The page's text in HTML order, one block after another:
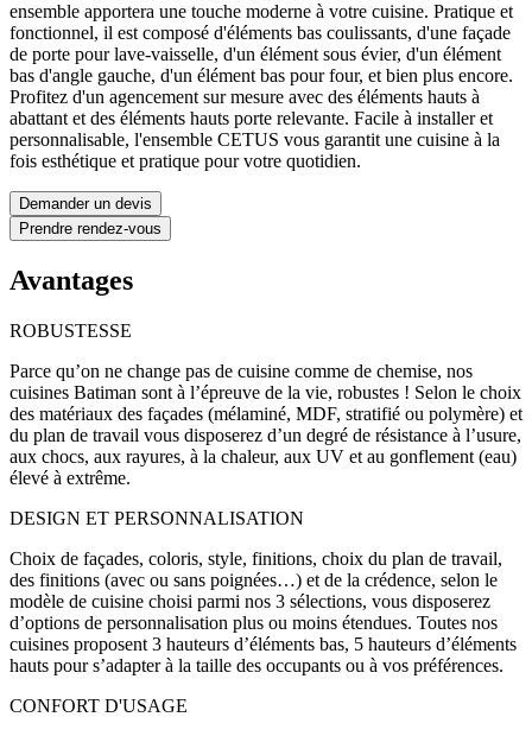
ensemble apportera une touche moderne à votre cuisine. Pratique et
fonctionnel, il est composé d'éléments bas coulissants, d'une façade
de porte pour lave-vaisselle, d'un élément sous évier, d'un élément
bas d'angle gauche, d'un élément bas pour four, et bien plus encore.
Profitez d'un agencement sur mesure avec des éléments hauts à
abattant et des éléments hauts porte relevante. Facile à installer et
personnalisable, l'ensemble CETUS vous garantit une cuisine à la
fois esthétique et pratique pour votre quotidien.
Demander un devis
Prendre rendez-vous
Avantages
ROBUSTESSE
Parce qu’on ne change pas de cuisine comme de chemise, nos
cuisines Batiman sont à l’épreuve de la vie, robustes ! Selon le choix
des matériaux des façades (mélaminé, MDF, stratifié ou polymère) et
du plan de travail vous disposerez d’un degré de résistance à l’usure,
aux chocs, aux rayures, à la chaleur, aux UV et au gonflement (eau)
élevé à extrême.
DESIGN ET PERSONNALISATION
Choix de façades, coloris, style, finitions, choix du plan de travail,
des finitions (avec ou sans poignées…) et de la crédence, selon le
modèle de cuisine choisi parmi nos 3 sélections, vous disposerez
d’options de personnalisation plus ou moins étendues. Toutes nos
cuisines proposent 3 hauteurs d’éléments bas, 5 hauteurs d’éléments
hauts pour s’adapter à la taille des occupants ou à vos préférences.
CONFORT D'USAGE